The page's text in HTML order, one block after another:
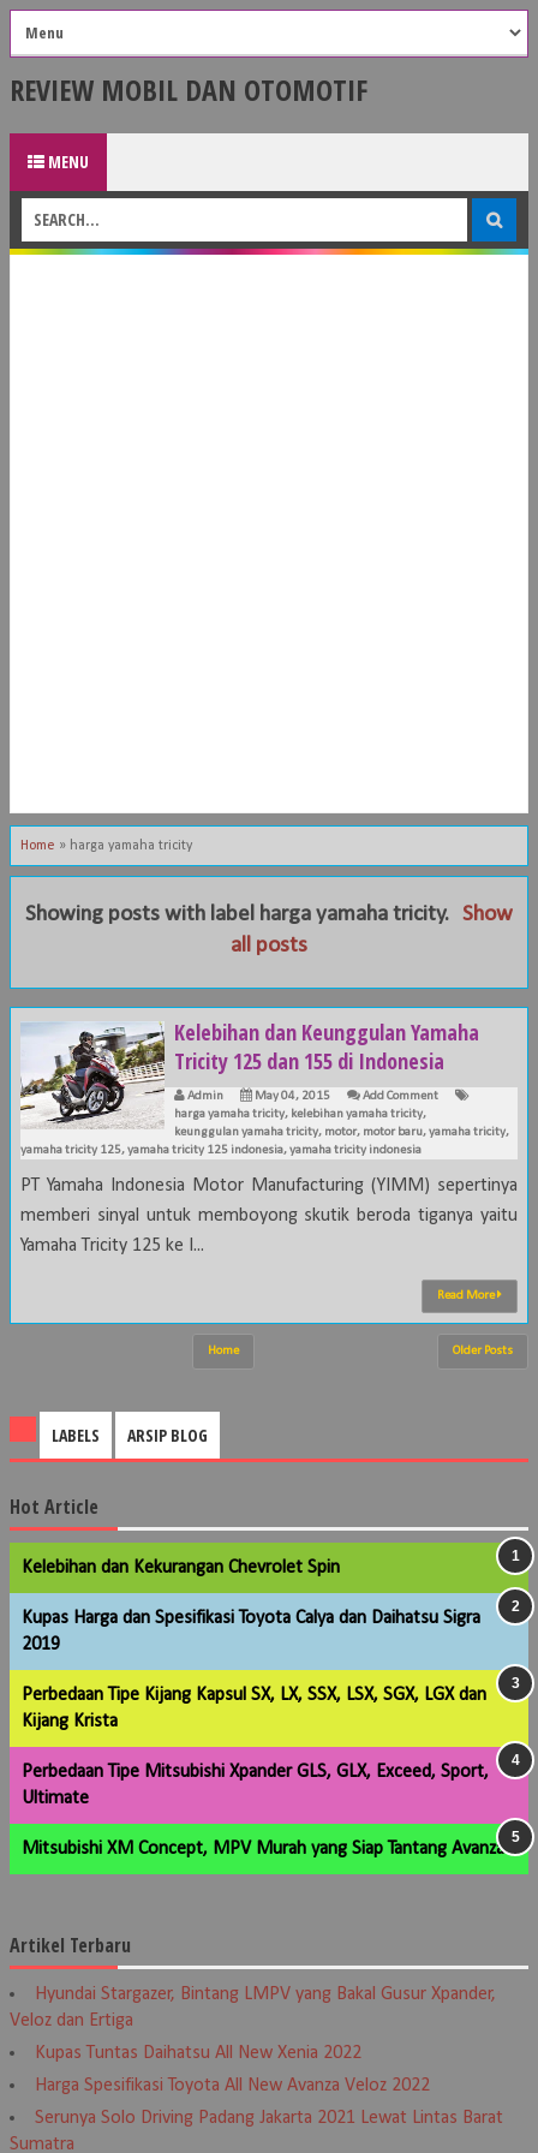
REVIEW MOBIL DAN OTOMOTIF
MENU
Home » harga yamaha tricity
Showing posts with label harga yamaha tricity. Show
all posts
Kelebihan dan Keunggulan Yamaha
Tricity 125 dan 155 di Indonesia
Admin May 04, 2015
Add Comment
harga yamaha tricity, kelebihan yamaha tricity,
keunggulan yamaha tricity, motor, motor baru,yamaha tricity,
yamaha tricity 125,yamaha tricity 125 indonesia,yamaha tricity indonesia
PT Yamaha Indonesia Motor Manufacturing (YIMM) sepertinya
memberi sinyal untuk memboyong skutik beroda tiganya yaitu
Yamaha Tricity 125 ke I...
Read More
Older Posts
Home
LABELS ARSIP BLOG
Hot Article
Kelebihan dan Kekurangan Chevrolet Spin
Kupas Harga dan Spesifikasi Toyota Calya dan Daihatsu Sigra
2019
Perbedaan Tipe Kijang Kapsul SX, LX, SSX, LSX, SGX, LGX dan
Kijang Krista
Perbedaan Tipe Mitsubishi Xpander GLS, GLX, Exceed, Sport,
Ultimate
Mitsubishi XM Concept, MPV Murah yang Siap Tantang Avanza
Artikel Terbaru
Hyundai Stargazer, Bintang LMPV yang Bakal Gusur Xpander,
Veloz dan Ertiga
Kupas Tuntas Daihatsu All New Xenia 2022
Harga Spesifikasi Toyota All New Avanza Veloz 2022
Serunya Solo Driving Padang Jakarta 2021 Lewat Lintas Barat
Sumatra